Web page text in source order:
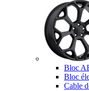
Bloc
Bloc
Cable